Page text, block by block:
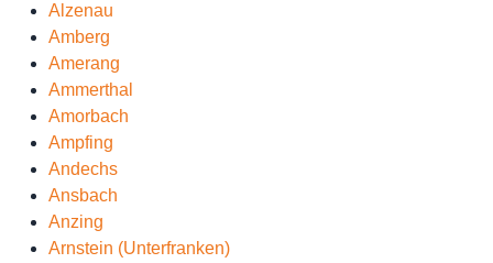
Alzenau
Amberg
Amerang
Ammerthal
Amorbach
Ampfing
Andechs
Ansbach
Anzing
Arnstein (Unterfranken)